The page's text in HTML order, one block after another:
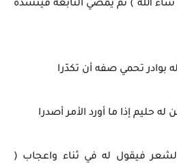
الله ) ثم يمضي النابغة فينشده
بوادر تحمي صفه أن تكدّرا
حليم إذا ما أورد الأمر أصدرا
فيقول له في ثناء واعجاب (